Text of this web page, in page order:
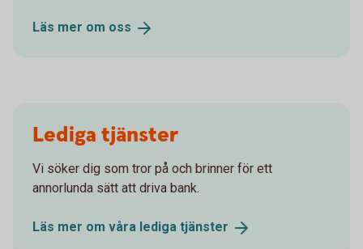
Läs mer om oss
Lediga tjänster
Vi söker dig som tror på och brinner för ett
annorlunda sätt att driva bank.
Läs mer om våra lediga tjänster